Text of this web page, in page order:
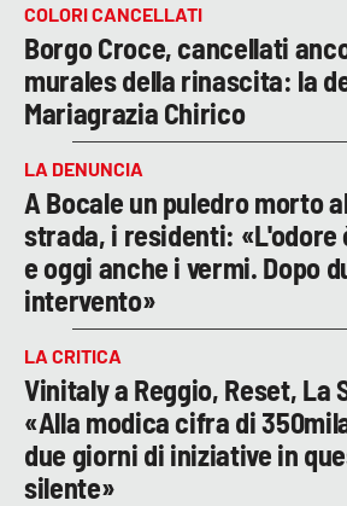
COLORI CANCELLATI
Borgo Croce, cancellati
murales della rinascita: la
Mariagrazia Chirico
LA DENUNCIA
A Bocale un puledro morto
strada, i residenti: «L'odore
e oggi anche i vermi. Dopo
intervento»
LA CRITICA
Vinitaly a Reggio, Reset, La
«Alla modica cifra di
due giorni di iniziative in
silente»